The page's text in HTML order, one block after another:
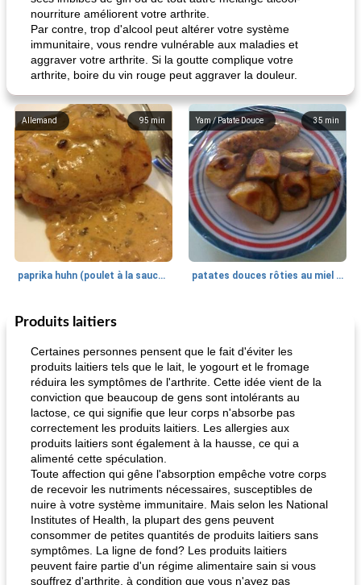
nourriture améliorent votre arthrite.
Par contre, trop d'alcool peut altérer votre système
immunitaire, vous rendre vulnérable aux maladies et
aggraver votre arthrite. Si la goutte complique votre
arthrite, boire du vin rouge peut aggraver la douleur.
95 min
Allemand
paprika huhn (poulet à la sauce paprika).
35 min
Yam / Patate Douce
patates douces rôties au miel / kumara
Petit déjeuner et brunch
quinoa petit déjeuner méditerranéen
Produits laitiers
Certaines personnes pensent que le fait d'éviter les
produits laitiers tels que le lait, le yogourt et le fromage
réduira les symptômes de l'arthrite. Cette idée vient de la
conviction que beaucoup de gens sont intolérants au
lactose, ce qui signifie que leur corps n'absorbe pas
correctement les produits laitiers. Les allergies aux
produits laitiers sont également à la hausse, ce qui a
alimenté cette spéculation.
Toute affection qui gêne l'absorption empêche votre corps
de recevoir les nutriments nécessaires, susceptibles de
nuire à votre système immunitaire. Mais selon les National
Institutes of Health, la plupart des gens peuvent
consommer de petites quantités de produits laitiers sans
symptômes. La ligne de fond? Les produits laitiers
peuvent faire partie d'un régime alimentaire sain si vous
souffrez d'arthrite, à condition que vous n'ayez pas